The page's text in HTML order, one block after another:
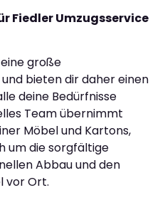
Fiedler Umzugsservice
große
bieten dir daher einen
deine Bedürfnisse
Team übernimmt
Möbel und Kartons,
um die sorgfältige
Abbau und den
vor Ort.